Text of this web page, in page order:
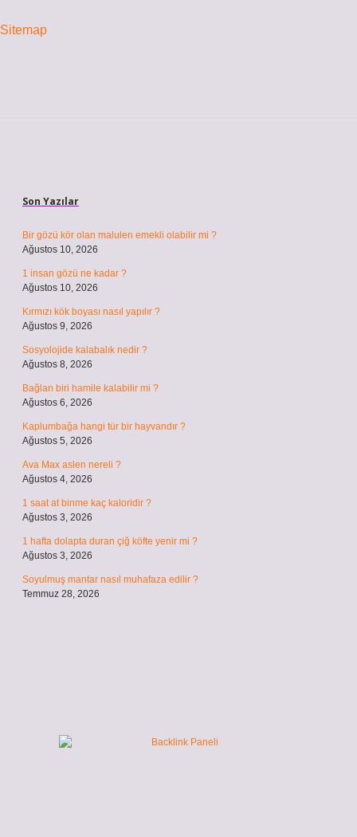
Sitemap
Son Yazılar
Bir gözü kör olan malulen emekli olabilir mi ?
Ağustos 10, 2026
1 insan gözü ne kadar ?
Ağustos 10, 2026
Kırmızı kök boyası nasıl yapılır ?
Ağustos 9, 2026
Sosyolojide kalabalık nedir ?
Ağustos 8, 2026
Bağlan biri hamile kalabilir mi ?
Ağustos 6, 2026
Kaplumbağa hangi tür bir hayvandır ?
Ağustos 5, 2026
Ava Max aslen nereli ?
Ağustos 4, 2026
1 saat at binme kaç kaloridir ?
Ağustos 3, 2026
1 hafta dolapta duran çiğ köfte yenir mi ?
Ağustos 3, 2026
Soyulmuş mantar nasıl muhafaza edilir ?
Temmuz 28, 2026